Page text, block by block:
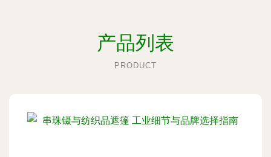
产品列表
PRODUCT